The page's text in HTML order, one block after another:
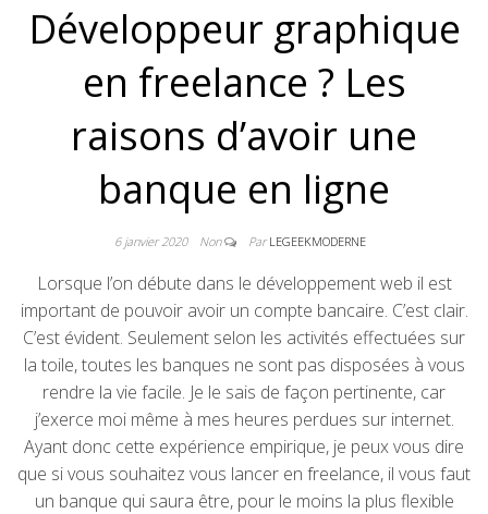
Développeur graphique
en freelance ? Les
raisons d’avoir une
banque en ligne
6 janvier 2020 Non ParLEGEEKMODERNE
Lorsque l’on débute dans le développement web il est
important de pouvoir avoir un compte bancaire. C’est clair.
C’est évident. Seulement selon les activités effectuées sur
la toile, toutes les banques ne sont pas disposées à vous
rendre la vie facile. Je le sais de façon pertinente, car
j’exerce moi même à mes heures perdues sur internet.
Ayant donc cette expérience empirique, je peux vous dire
que si vous souhaitez vous lancer en freelance, il vous faut
un banque qui saura être, pour le moins la plus flexible